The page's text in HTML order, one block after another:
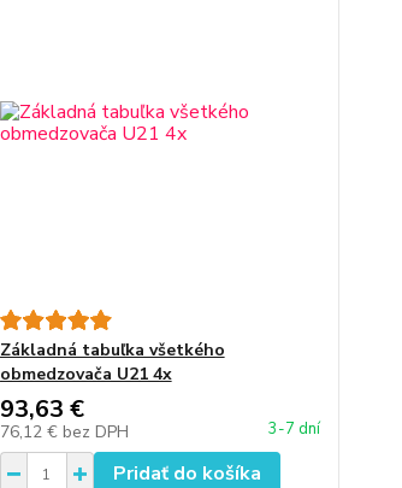
Základná tabuľka všetkého
obmedzovača U21 4x
93,63 €
76,12 € bez DPH 3-7 dní
Pridať do košíka